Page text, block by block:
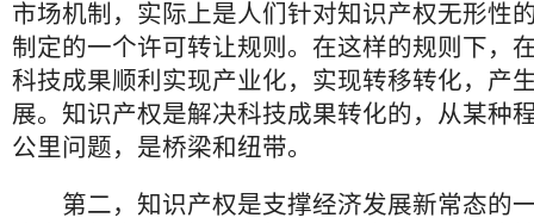
市场机制，实际上是人们针对知识产权无形性
制定的一个许可转让规则。在这样的规则下，
科技成果顺利实现产业化，实现转移转化，产
展。知识产权是解决科技成果转化的，从某种
公里问题，是桥梁和纽带。
第二，知识产权是支撑经济发展新常态的